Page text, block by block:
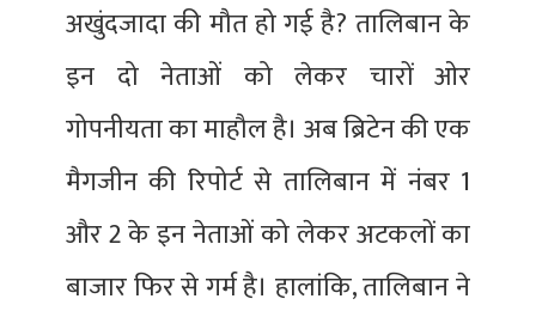
अखुंदजादा की मौत हो गई है? तालिबान के
इन दो नेताओं को लेकर चारों ओर
गोपनीयता का माहौल है। अब ब्रिटेन की एक
मैगजीन की रिपोर्ट से तालिबान में नंबर 1
और 2 के इन नेताओं को लेकर अटकलों का
बाजार फिर से गर्म है। हालांकि, तालिबान ने